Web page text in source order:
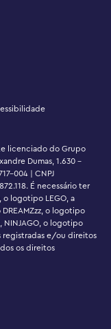
licenciado do Grupo
Dumas, 1.630 -
004 | CNPJ
É necessário ter
o logotipo LEGO, a
o logotipo
NINJAGO, o logotipo
registradas e/ou direitos
os direitos